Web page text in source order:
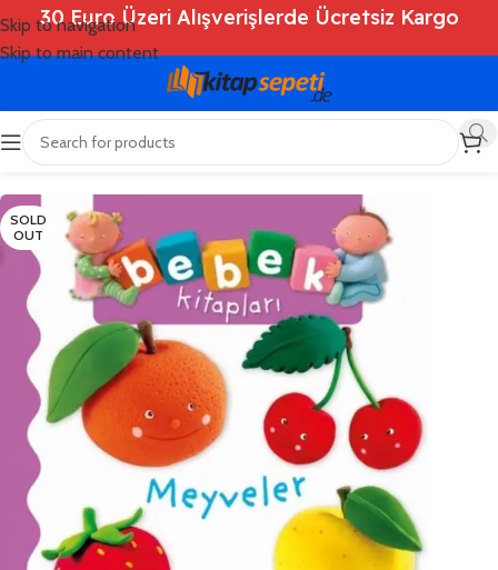
Skip to navigation
Skip to main content
30 Euro Üzeri Alışverişlerde Ücretsiz Kargo
Ana Sayfa Shop
SOLD
OUT